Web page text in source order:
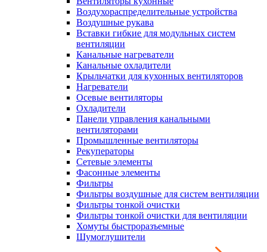
Воздухораспределительные устройства
Воздушные рукава
Вставки гибкие для модульных систем
вентиляции
Канальные нагреватели
Канальные охладители
Крыльчатки для кухонных вентиляторов
Нагреватели
Осевые вентиляторы
Охладители
Панели управления канальными
вентиляторами
Промышленные вентиляторы
Рекуператоры
Сетевые элементы
Фасонные элементы
Фильтры
Фильтры воздушные для систем вентиляции
Фильтры тонкой очистки
Фильтры тонкой очистки для вентиляции
Хомуты быстроразъемные
Шумоглушители